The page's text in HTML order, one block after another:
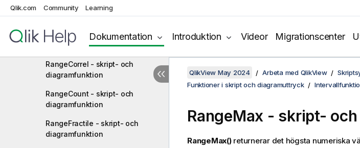
Qlik.com Community Learning
Dokumentation Introduktion Videor Migrationscenter
RangeAvg - skript- och
diagramfunktion
RangeCorrel - skript- och
diagramfunktion
RangeCount - skript- och
diagramfunktion
RangeFractile - skript- och
diagramfunktion
QlikView May 2024 Arbeta med QlikView
Funktioner i skript och diagramuttryck
RangeMax - skript-
RangeMax()returnerar det högsta numeriska